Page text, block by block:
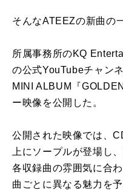
そんなATEEZの新曲の
所属事務所のKQ
の公式YouTubeチャン
MINI ALBUM『
ー映像を公開した。
公開された映像では、
上にソープルが登場し
各収録曲の雰囲気に合
曲ごとに異なる魅力を